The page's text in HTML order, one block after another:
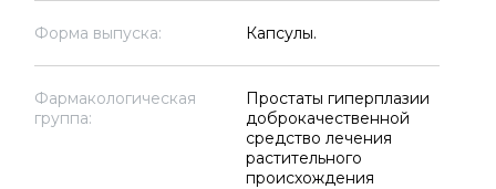
Форма выпуска: Капсулы.
Фармакологическая
группа:
Простаты гиперплазии
доброкачественной
средство лечения
растительного
происхождения